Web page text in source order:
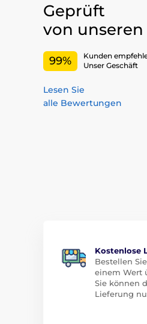
Geprüft
von
99%
Kunden
Unser Geschäft
Lesen Sie
alle Bewertungen
Kostenlose
Bestellen
einem Wert
Sie können
Lieferung